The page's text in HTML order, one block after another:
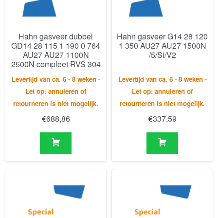
Hahn gasveer dubbel
GD14 28 115 1 190 0 764
AU27 AU27 1100N
2500N compleet RVS 304
Levertijd van ca. 6 - 8 weken -
Let op: annuleren of
retourneren is niet mogelijk.
€688,86
Hahn gasveer G14 28 120
1 350 AU27 AU27 1500N
/5/Si/V2
Levertijd van ca. 6 - 8 weken -
Let op: annuleren of
retourneren is niet mogelijk.
€337,59